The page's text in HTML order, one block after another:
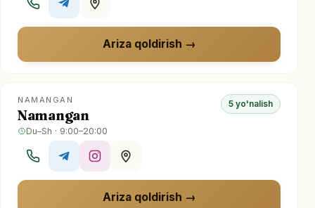
Ariza qoldirish
NAMANGAN
Namangan
5 yo'nalish
Du–Sh · 9:00–20:00
Ariza qoldirish